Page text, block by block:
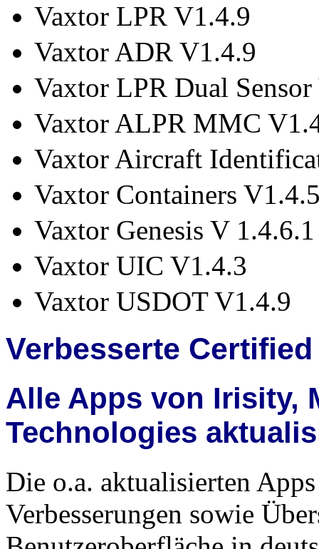
Vaxtor LPR V1.4.9
Vaxtor ADR V1.4.9
Vaxtor LPR Dual
Vaxtor ALPR MMC
Vaxtor Aircraft
Vaxtor Containers
Vaxtor Genesis V 1.4.6.1
Vaxtor UIC V1.4.3
Vaxtor USDOT V1.4.9
Verbesserte
Alle Apps von Irisity,
Technologies
Die o.a. aktualisierten
Verbesserungen sowie